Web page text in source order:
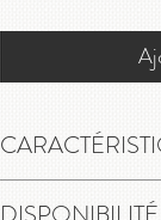
Vase en céramique